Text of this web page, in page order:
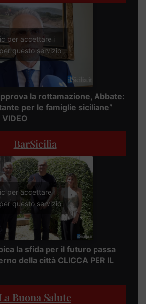
per accettare i
questo servizio
la rottamazione, Abbate:
per le famiglie siciliane”
VIDEO
BarSicilia
per accettare i
questo servizio
la sfida per il futuro passa
della città CLICCA PER IL
La Buona Salute